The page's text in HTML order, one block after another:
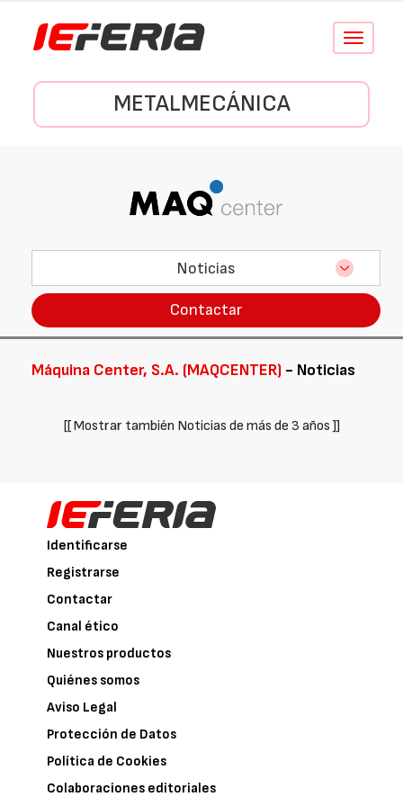
Conmutar
METALMECÁNICA
Noticias
Contactar
Máquina Center, S.A. (MAQCENTER) - Noticias
[[ Mostrar también Noticias de más de 3 años ]]
Identificarse
Registrarse
Contactar
Canal ético
Nuestros productos
Quiénes somos
Aviso Legal
Protección de Datos
Política de Cookies
Colaboraciones editoriales